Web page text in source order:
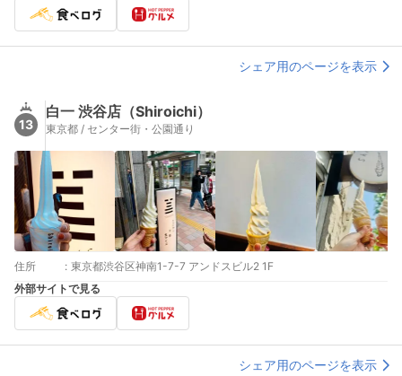
シェア用のページを表示
13
白一 渋谷店（Shiroichi）
東京都 / センター街・公園通り
住所 : 東京都渋谷区神南1-7-7 アンドスビル2 1F
外部サイトで見る
シェア用のページを表示